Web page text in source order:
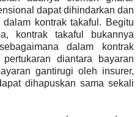
dapat dihindarkan dan
kontrak takaful. Begitu
kontrak takaful bukannya
dalam kontrak
diantara bayaran
gantirugi oleh insurer,
dihapuskan sama sekali